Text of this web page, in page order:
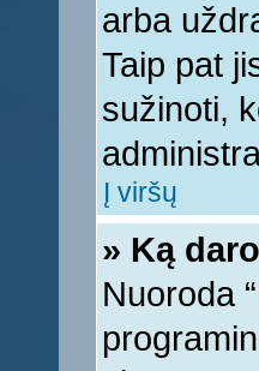
arba
Taip pat
sužinoti,
Į viršų
» Ką
Nuoroda